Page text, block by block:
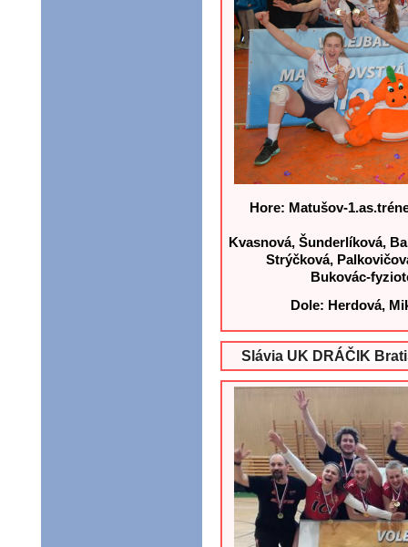
Hore: Matušov-
Kvasnová, Šunderlíková,
Strýčková,
Bukovác-
Dole: Herdová,
Slávia UK DRÁČIK